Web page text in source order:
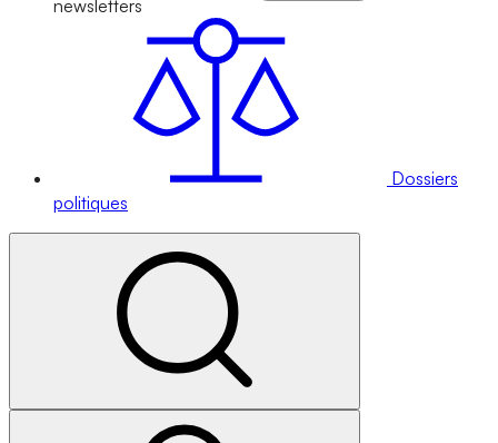
newsletters
Dossiers
politiques